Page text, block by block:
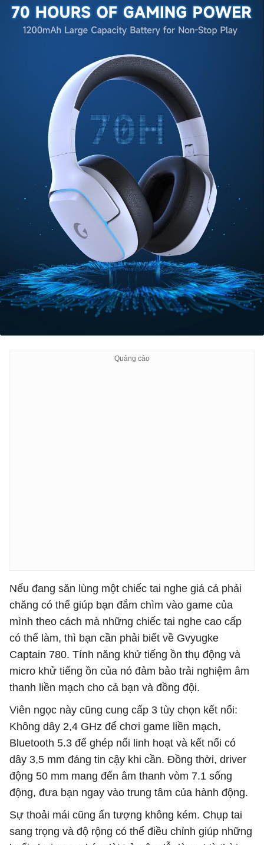
Nếu đang săn lùng một chiếc tai nghe giá cả phải
chăng có thể giúp bạn đắm chìm vào game của
mình theo cách mà những chiếc tai nghe cao cấp
có thể làm, thì bạn cần phải biết về Gvyugke
Captain 780. Tính năng khử tiếng ồn thụ động và
micro khử tiếng ồn của nó đảm bảo trải nghiệm âm
thanh liền mạch cho cả bạn và đồng đội.
Viên ngọc này cũng cung cấp 3 tùy chọn kết nối:
Không dây 2,4 GHz để chơi game liền mạch,
Bluetooth 5.3 để ghép nối linh hoạt và kết nối có
dây 3,5 mm đáng tin cậy khi cần. Đồng thời, driver
động 50 mm mang đến âm thanh vòm 7.1 sống
động, đưa bạn ngay vào trung tâm của hành động.
Sự thoải mái cũng ấn tượng không kém. Chụp tai
sang trọng và độ rộng có thể điều chỉnh giúp những